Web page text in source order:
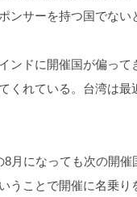
ンサーを持つ国でない
ンドに開催国が偏っ
くれている。台湾は
月になっても次の開
うことで開催に名乗り